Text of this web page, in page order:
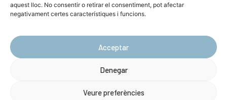
aquest lloc. No consentir o retirar el consentiment, pot afectar
negativament certes característiques i funcions.
Acceptar
Denegar
Veure preferències
AV. Diagonal, 477, 08036 Barcelona
de Cookies